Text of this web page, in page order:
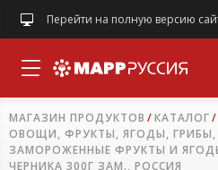
Перейти на полную версию
МАГАЗИН ПРОДУКТОВ
КАТАЛОГ
ОВОЩИ, ФРУКТЫ, ЯГОДЫ, ГРИБЫ,
ЗАМОРОЖЕННЫЕ ФРУКТЫ И
ЧЕРНИКА 300Г ЗАМ., РОССИЯ